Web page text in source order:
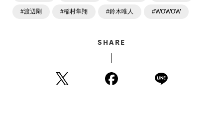
#渡辺剛 #稲村隼翔 #鈴木唯人 #WOWOW
SHARE